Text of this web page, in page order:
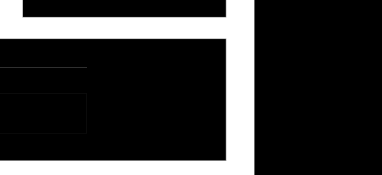
Dcar Vip Lounge 9 chỗ tạo